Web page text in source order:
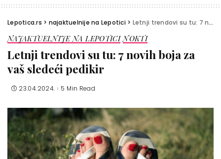
Lepotica.rs > najaktuelnije na Lepotici> Letnji trendovi su tu: 7 novih boja za vaš sledeći pedikir
NAJAKTUELNIJE NA LEPOTICI NOKTI
Letnji trendovi su tu: 7 novih boja za
vaš sledeći pedikir
23.04.2024. 5 Min Read